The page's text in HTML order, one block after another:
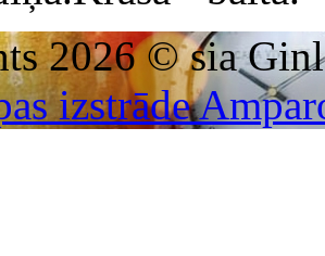
2026 © sia
izstrāde